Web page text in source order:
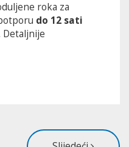
roka za
do 12 sati
Detaljnije